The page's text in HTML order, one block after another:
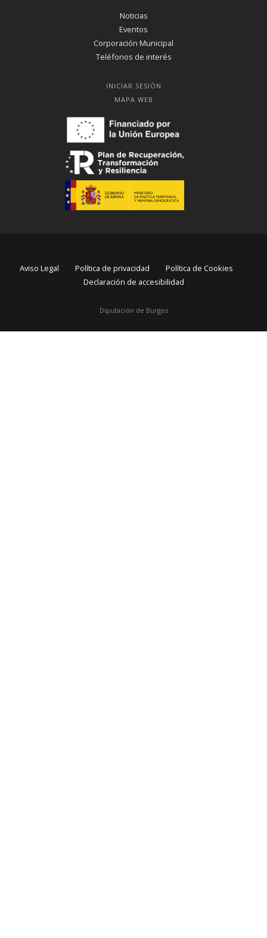
Noticias
Eventos
Corporación Municipal
Teléfonos de interés
INICIAR SESIÓN
MAPA WEB
Diputación de Burgos
Aviso Legal Política de privacidad
Política de Cookies
Declaración de accesibilidad